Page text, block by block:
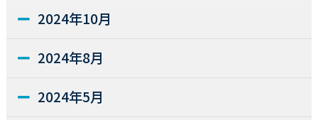
2024年10月
2024年8月
2024年5月